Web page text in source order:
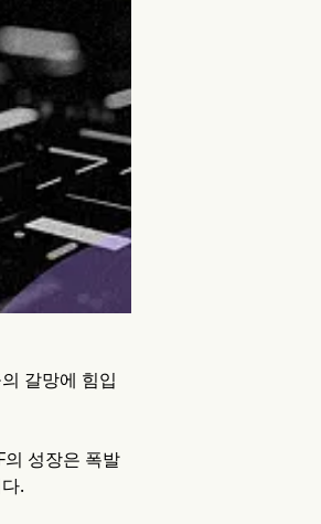
갈망에 힘입
성장은 폭발
.